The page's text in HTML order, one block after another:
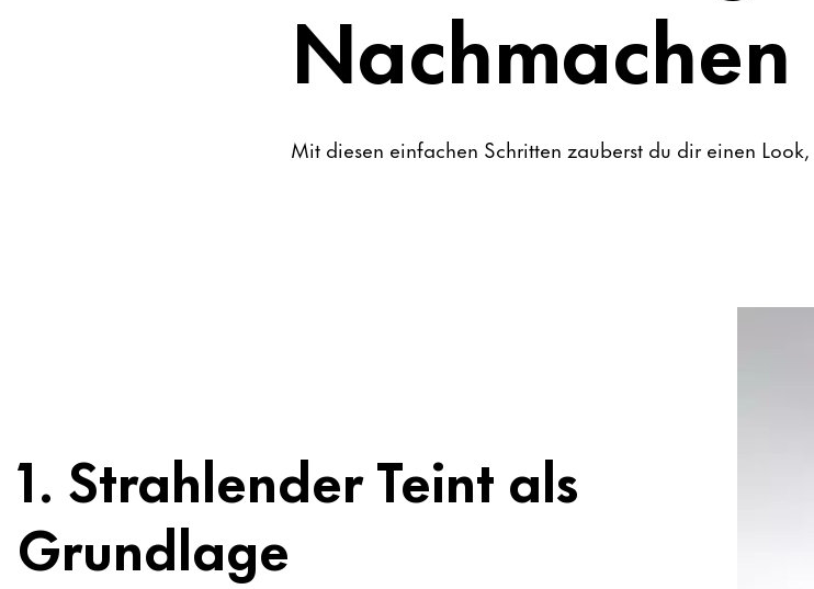
Nachmachen
Mit diesen einfachen Schritten zauberst du dir einen
1. Strahlender Teint als
Grundlage